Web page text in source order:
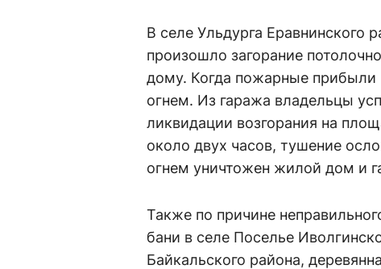
В селе Ульдурга Еравнинского
произошло загорание
дому. Когда пожарные
огнем. Из гаража владельцы
ликвидации возгорания на
около двух часов, тушение
огнем уничтожен жилой дом и
Также по причине
бани в селе Поселье
Байкальского района,